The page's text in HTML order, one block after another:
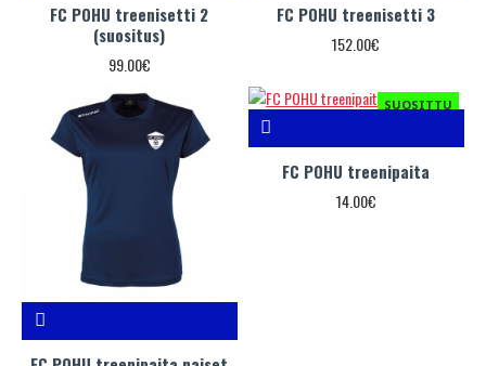
FC POHU treenisetti 2
(suositus)
99.00€
FC POHU treenisetti 3
152.00€
SUOSITTU
FC POHU treenipaita
14.00€